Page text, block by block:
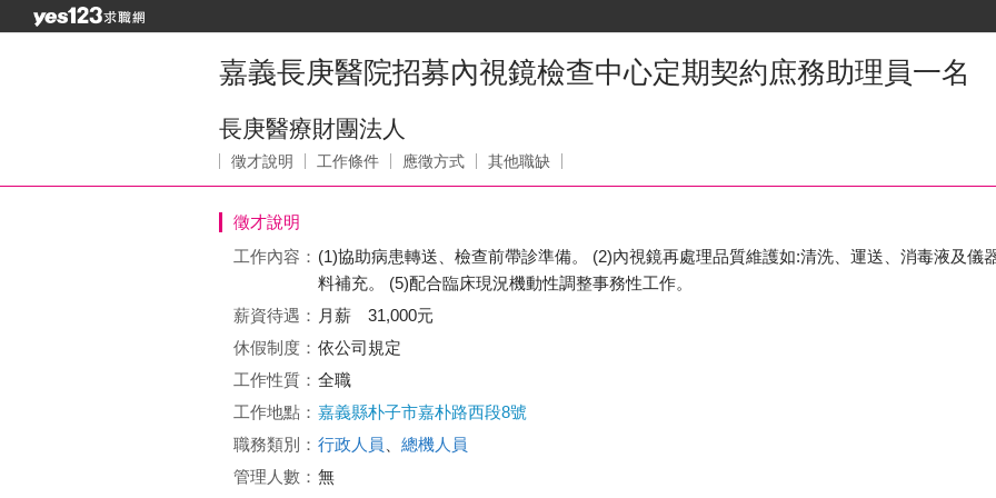
嘉義長庚醫院招募內視鏡檢查中心定期契約庶務助理員一名
長庚醫療財團法人
徵才說明 工作條件 應徵方式 其他職缺
徵才說明
工作內容： (1)協助病患轉送、檢查前帶診準備。 (2)內視鏡再處理品質維護如:清洗、運送、消毒液及儀
料補充。 (5)配合臨床現況機動性調整事務性工作。
薪資待遇： 月薪 31,000元
休假制度： 依公司規定
工作性質： 全職
工作地點： 嘉義縣朴子市嘉朴路西段8號
職務類別： 行政人員
總機人員
管理人數： 無